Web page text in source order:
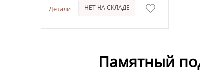
Детали НЕТ НА СКЛАДЕ
Памятный